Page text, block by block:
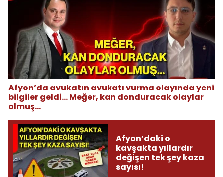
Afyon’da avukatın avukatı vurma olayında yeni
bilgiler geldi... Meğer, kan donduracak olaylar
olmuş...
Afyon’daki o
kavşakta yıllardır
değişen tek şey kaza
sayısı!